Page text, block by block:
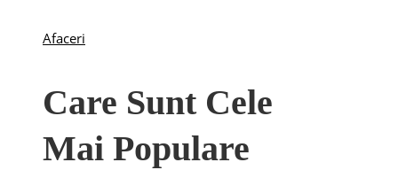
Afaceri
Care Sunt Cele
Mai Populare